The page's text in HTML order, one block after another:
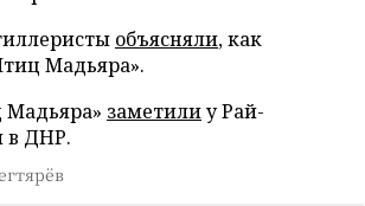
объясняли, как
Мадьяра».
Мадьяра» заметилиу Рай-
в ДНР.